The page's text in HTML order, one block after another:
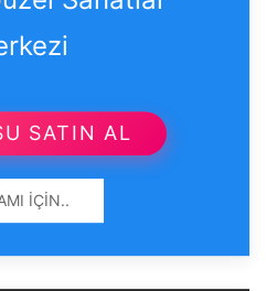
SATIN AL
İÇIN..